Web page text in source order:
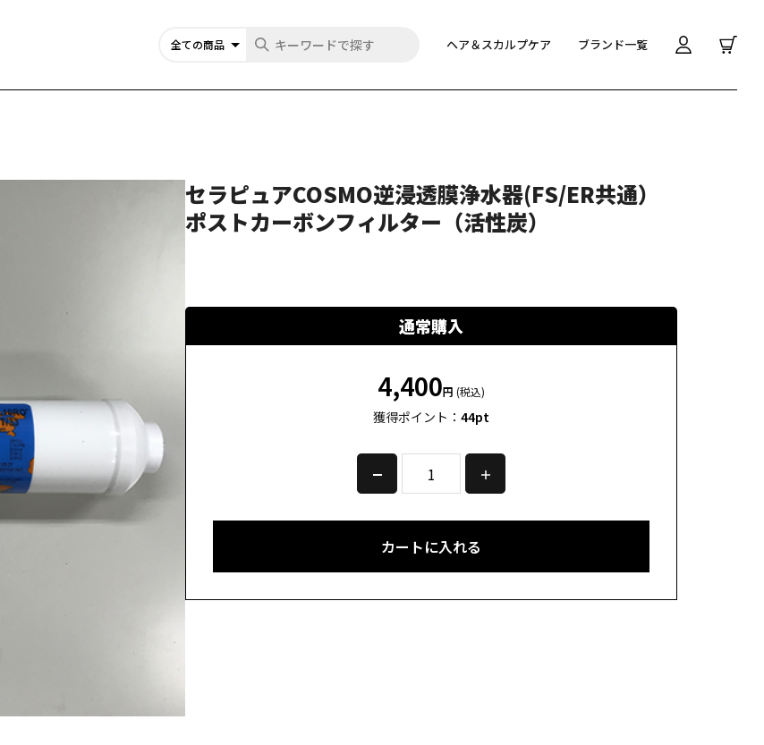
ヘア＆スカルプケア ブランド一覧
セラピュアCOSMO逆浸透膜浄水器(FS/ER共通）
ポストカーボンフィルター（活性炭）
通常購入
4,400円 (税込)
獲得ポイント： 44pt
カートに入れる